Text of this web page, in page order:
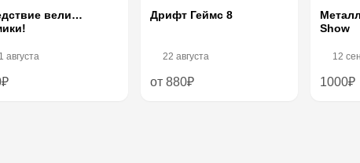
вели…
августа
Дрифт Геймс 8
22 августа
от 880₽
Show
12
1000₽